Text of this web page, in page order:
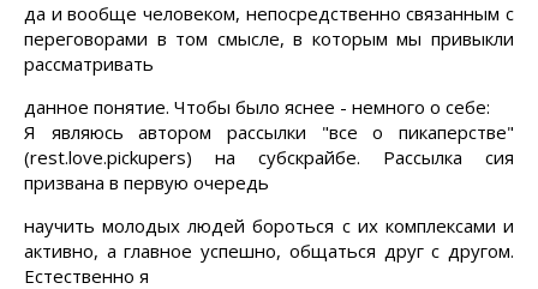
да и вообще человеком, непосредственно связанным с
переговорами в том смысле,в которым мы привыкли
рассматривать
данное понятие. Чтобы было яснее - немного о себе:
Я являюсь автором рассылки "все о пикаперстве"
(rest.love.pickupers) на субскрайбе. Рассылка сия
призвана в первую очередь
научить молодых людей бороться с их комплексами и
активно, а главное успешно, общаться друг с другом.
Естественно я